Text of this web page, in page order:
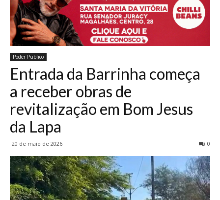
Poder Publico
Entrada da Barrinha começa
a receber obras de
revitalização em Bom Jesus
da Lapa
20 de maio de 2026 0